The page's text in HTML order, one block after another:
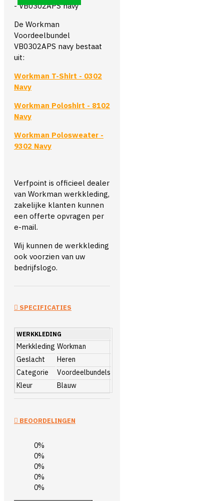
- VB0302APS navy
De Workman
Voordeelbundel
VB0302APS navy bestaat
uit:
Workman T-Shirt - 0302
Navy
Workman Poloshirt - 8102
Navy
Workman Polosweater -
9302 Navy
Verfpoint is officieel dealer
van Workman werkkleding,
zakelijke klanten kunnen
een offerte opvragen per
e-mail.
Wij kunnen de werkkleding
ook voorzien van uw
bedrijfslogo.
SPECIFICATIES
WERKKLEDING
Merkkleding Workman
Geslacht
Heren
Categorie
Voordeelbundels
Kleur
Blauw
BEOORDELINGEN
0%
0%
0%
0%
0%